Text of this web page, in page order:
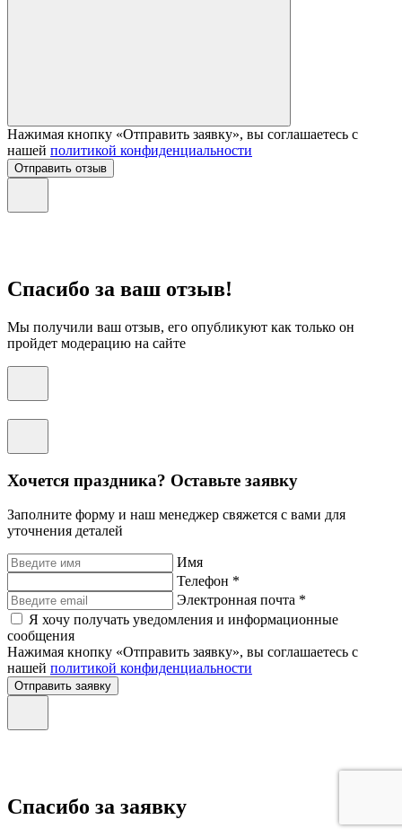
Нажимая кнопку «Отправить заявку», вы соглашаетесь с
нашей политикой конфиденциальности
Отправить отзыв
Спасибо за ваш отзыв!
Мы получили ваш отзыв, его опубликуют как только он
пройдет модерацию на сайте
Хочется праздника? Оставьте заявку
Заполните форму и наш менеджер свяжется с вами для
уточнения деталей
Имя
Телефон *
Электронная почта *
Я хочу получать уведомления и информационные
сообщения
Нажимая кнопку «Отправить заявку», вы соглашаетесь с
нашей политикой конфиденциальности
Отправить заявку
Спасибо за заявку